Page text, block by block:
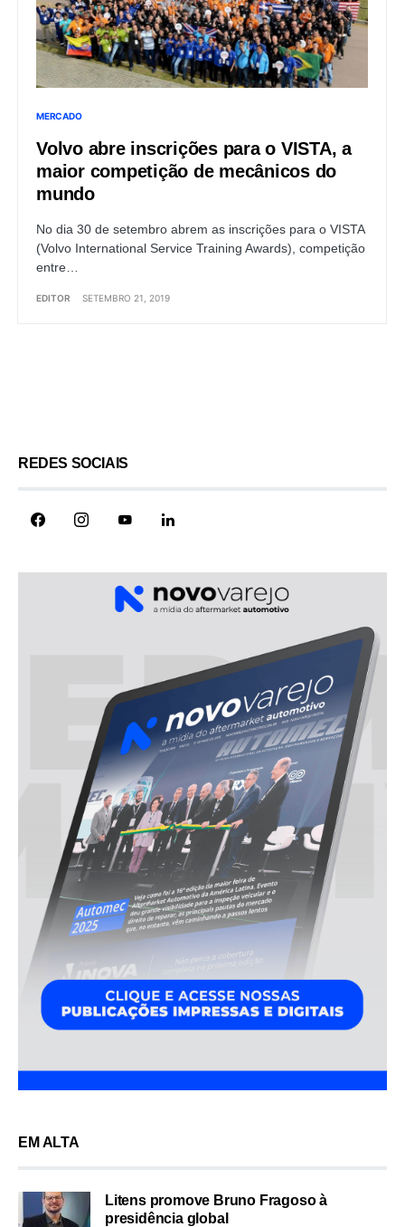
MERCADO
Volvo abre inscrições para o VISTA, a
maior competição de mecânicos do
mundo
No dia 30 de setembro abrem as inscrições para o VISTA
(Volvo International Service Training Awards), competição
entre…
EDITOR SETEMBRO 21, 2019
REDES SOCIAIS
EM ALTA
Litens promove Bruno Fragoso à
presidência global